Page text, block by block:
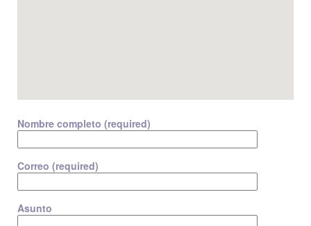
Nombre completo (required)
Correo (required)
Asunto